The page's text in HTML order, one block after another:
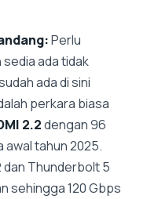
Perlu
ada tidak
ada di sini
perkara biasa
2.2dengan 96
awal tahun 2025.
dan Thunderbolt 5
sehingga 120 Gbps